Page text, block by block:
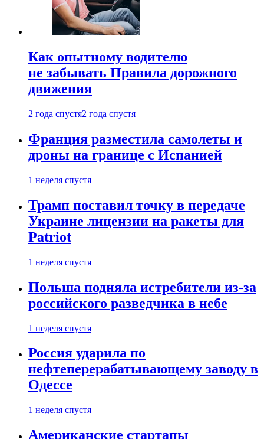
Как опытному водителю
не забывать Правила дорожного
движения
2 года спустя2 года спустя
Франция разместила самолеты и
дроны на границе с Испанией
1 неделя спустя
Трамп поставил точку в передаче
Украине лицензии на ракеты для
Patriot
1 неделя спустя
Польша подняла истребители из-за
российского разведчика в небе
1 неделя спустя
Россия ударила по
нефтеперерабатывающему заводу в
Одессе
1 неделя спустя
Американские стартапы